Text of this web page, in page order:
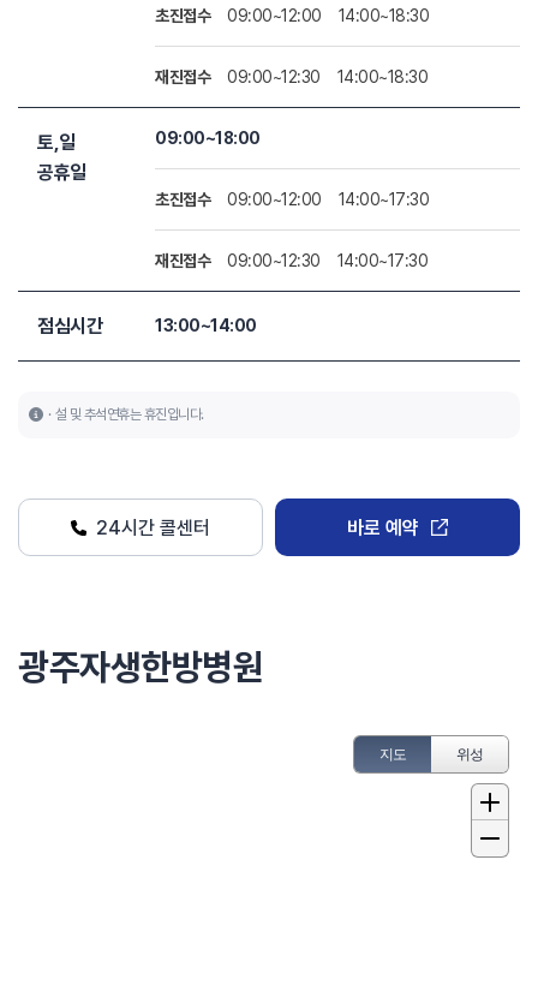
초진접수 09:00~12:00 14:00~18:30
재진접수 09:00~12:30 14:00~18:30
토,일
공휴일
09:00~18:00
초진접수 09:00~12:00 14:00~17:30
재진접수 09:00~12:30 14:00~17:30
점심시간 13:00~14:00
설 및 추석연휴는 휴진입니다.
24시간 콜센터 바로 예약
광주자생한방병원
지도 위성